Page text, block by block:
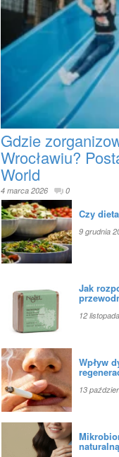
Gdzie
Wrocławiu?
World
4 marca 2026 0
Czy
9 grudnia
Jak
12
Wpływ
13